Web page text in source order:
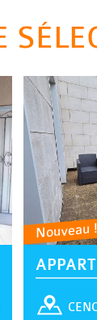
Nouveau !